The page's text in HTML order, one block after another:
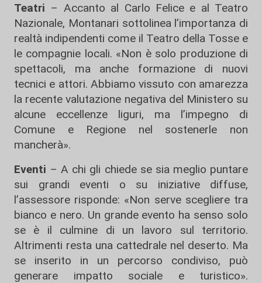
Teatri – Accanto al Carlo Felice e al Teatro
Nazionale, Montanari sottolinea l’importanza di
realtà indipendenti come il Teatro della Tosse e
le compagnie locali. «Non è solo produzione di
spettacoli, ma anche formazione di nuovi
tecnici e attori. Abbiamo vissuto con amarezza
la recente valutazione negativa del Ministero su
alcune eccellenze liguri, ma l’impegno di
Comune e Regione nel sostenerle non
mancherà».
Eventi – A chi gli chiede se sia meglio puntare
sui grandi eventi o su iniziative diffuse,
l’assessore risponde: «Non serve scegliere tra
bianco e nero. Un grande evento ha senso solo
se è il culmine di un lavoro sul territorio.
Altrimenti resta una cattedrale nel deserto. Ma
se inserito in un percorso condiviso, può
generare impatto sociale e turistico».